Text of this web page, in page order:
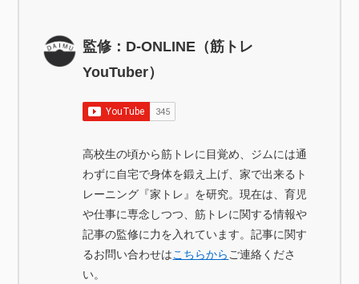
監修：D-ONLINE（筋トレ
YouTuber）
高校生の頃から筋トレに目覚め、ジムには通
わずに自宅で身体を鍛え上げ、家で出来るト
レーニング『家トレ』を研究。現在は、育児
や仕事に専念しつつ、筋トレに関する情報や
記事の監修に力を入れています。記事に関す
るお問い合わせはこちらから ご連絡くださ
い。